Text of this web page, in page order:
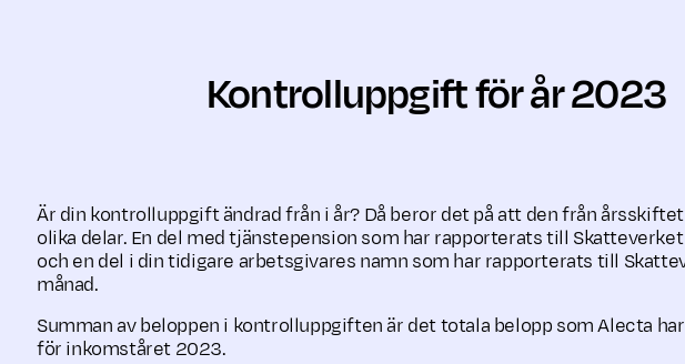
Kontrolluppgift för år 2023
Är din kontrolluppgift ändrad från i år? Då beror det på att den från
olika delar. En del med tjänstepension som har rapporterats till
och en del i din tidigare arbetsgivares namn som har rapporterats till
månad.
Summan av beloppen i kontrolluppgiften är det totala belopp som Alecta
för inkomståret 2023.